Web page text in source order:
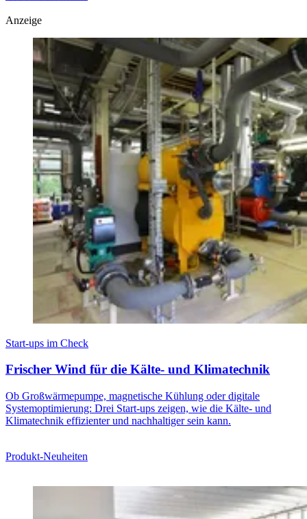
Anzeige
Start-ups im Check
Frischer Wind für die Kälte- und Klimatechnik
Ob Großwärmepumpe, magnetische Kühlung oder digitale
Systemoptimierung: Drei Start-ups zeigen, wie die Kälte- und
Klimatechnik effizienter und nachhaltiger sein kann.
Produkt-Neuheiten